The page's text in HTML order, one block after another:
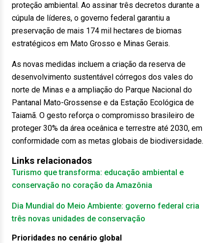
proteção ambiental. Ao assinar três decretos durante a
cúpula de líderes, o governo federal garantiu a
preservação de mais 174 mil hectares de biomas
estratégicos em Mato Grosso e Minas Gerais.
As novas medidas incluem a criação da reserva de
desenvolvimento sustentável córregos dos vales do
norte de Minas e a ampliação do Parque Nacional do
Pantanal Mato-Grossense e da Estação Ecológica de
Taiamã. O gesto reforça o compromisso brasileiro de
proteger 30% da área oceânica e terrestre até 2030, em
conformidade com as metas globais de biodiversidade.
Links relacionados
Turismo que transforma: educação ambiental e
conservação no coração da Amazônia
Dia Mundial do Meio Ambiente: governo federal cria
três novas unidades de conservação
Prioridades no cenário global